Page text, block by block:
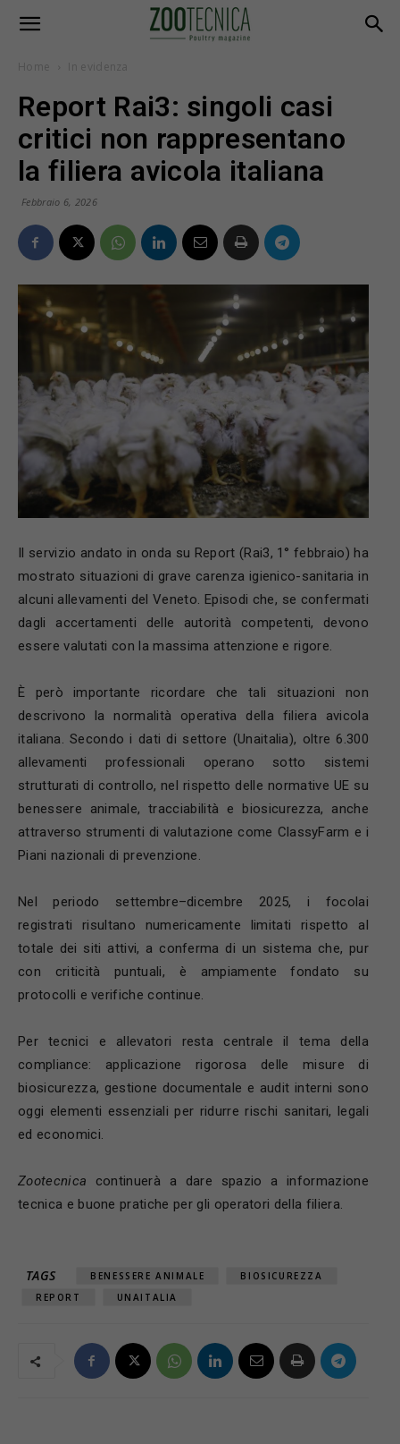
Home In evidenza
Report Rai3: singoli casi
critici non rappresentano
la filiera avicola italiana
Febbraio 6, 2026
Il servizio andato in onda su Report (Rai3, 1° febbraio) ha
mostrato situazioni di grave carenza igienico-sanitaria in
alcuni allevamenti del Veneto. Episodi che, se confermati
dagli accertamenti delle autorità competenti, devono
essere valutati con la massima attenzione e rigore.
È però importante ricordare che tali situazioni non
descrivono la normalità operativa della filiera avicola
italiana. Secondo i dati di settore (Unaitalia), oltre 6.300
allevamenti professionali operano sotto sistemi
strutturati di controllo, nel rispetto delle normative UE su
benessere animale, tracciabilità e biosicurezza, anche
attraverso strumenti di valutazione come ClassyFarm e i
Piani nazionali di prevenzione.
Nel periodo settembre–dicembre 2025, i focolai
registrati risultano numericamente limitati rispetto al
totale dei siti attivi, a conferma di un sistema che, pur
con criticità puntuali, è ampiamente fondato su
protocolli e verifiche continue.
Per tecnici e allevatori resta centrale il tema della
compliance: applicazione rigorosa delle misure di
biosicurezza, gestione documentale e audit interni sono
oggi elementi essenziali per ridurre rischi sanitari, legali
ed economici.
Zootecnica continuerà a dare spazio a informazione
tecnica e buone pratiche per gli operatori della filiera.
TAGS BENESSERE ANIMALE
BIOSICUREZZA
REPORT
UNAITALIA